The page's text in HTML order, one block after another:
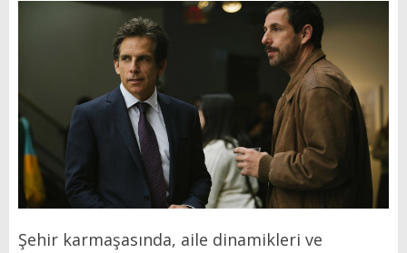
Şehir karmaşasında, aile dinamikleri ve